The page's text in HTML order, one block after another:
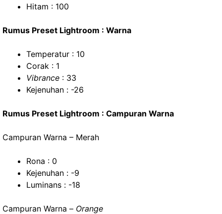
Hitam : 100
Rumus Preset Lightroom : Warna
Temperatur : 10
Corak : 1
Vibrance : 33
Kejenuhan : -26
Rumus Preset Lightroom : Campuran Warna
Campuran Warna – Merah
Rona : 0
Kejenuhan : -9
Luminans : -18
Campuran Warna – Orange